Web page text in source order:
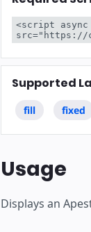
<script async
src="https://
Supported
fill fixed
Usage
Displays an